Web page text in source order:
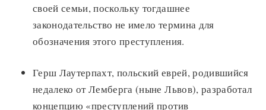
своей семьи, поскольку тогдашнее
законодательство не имело термина для
обозначения этого преступления.
Герш Лаутерпахт, польский еврей, родившийся
недалеко от Лемберга (ныне Львов), разработал
концепцию «преступлений против